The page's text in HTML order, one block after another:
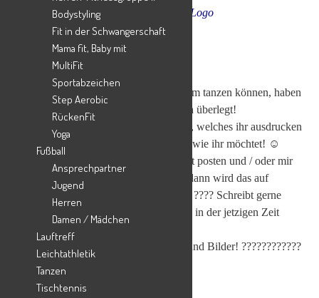
Download Dance-Logo
Da wir ja leider zur Zeit nicht gemeinsam tanzen können, haben
wir uns etwas anderes Schönes für euch überlegt!
Ich schicke euch gleich unser Tanzlogo, welches ihr ausdrucken
und so bunt und schön gestalten könnt, wie ihr möchtet! ☺️
Die fertigen Bilder könnt ihr dann selbst posten und / oder mir
ve.ernst@gmx.de
) schicken – dann wird das auf
Facebook und Instagram veröffentlicht. ???? Schreibt gerne
noch euer Alter und was ihr am meisten in der jetzigen Zeit
Bin gespannt auf eure kreativen Ideen und Bilder! ????????????
Bodystyling
Fit in der Schwangerschaft
Mama fit, Baby mit
MultiFit
Sportabzeichen
Step Aerobic
RückenFit
Yoga
Fußball
Ansprechpartner
Jugend
Herren
Damen / Mädchen
Lauftreff
Leichtathletik
Tanzen
Tischtennis